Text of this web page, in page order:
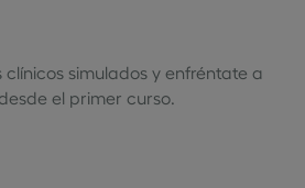
clínicos simulados y enfréntate a
el primer curso.